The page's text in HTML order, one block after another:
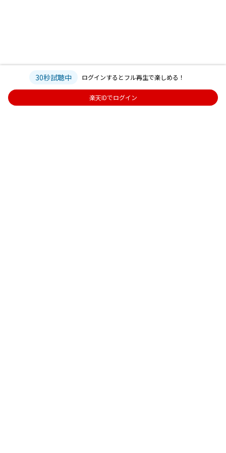
30秒試聴中 ログインするとフル再生で楽しめる！
楽天IDでログイン